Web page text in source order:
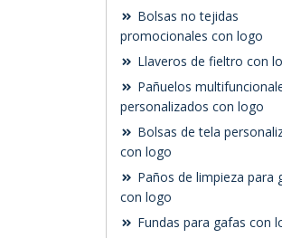
Bolsas no tejidas
promocionales con logo
Llaveros de fieltro con
Pañuelos
personalizados con logo
Bolsas de tela
con logo
Paños de limpieza para
con logo
Fundas para gafas con